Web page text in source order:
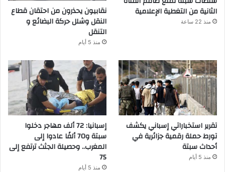
الثانية من التغطية الإعلامية
منذ 22 ساعة
نقابيون يحذرون من احتقان قطاع
النقل وشلل حركة البضائع و
التنقل
منذ 5 أيام
تقرير استخباراتي إسباني يكشف
تورط حملة رقمية جزائرية في
أحداث سبتة
منذ 5 أيام
إسبانيا: 72 ألف مهاجر دخلوا
سبتة و70 ألفًا عادوا إلى
المغرب.. وحصيلة الجثث ترتفع إلى
75
منذ 5 أيام